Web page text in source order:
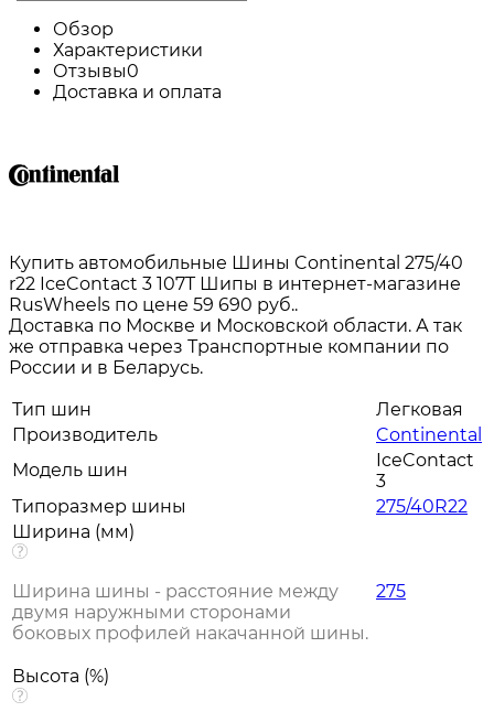
Обзор
Характеристики
Отзывы0
Доставка и оплата
Купить автомобильные Шины Continental 275/40
r22 IceContact 3 107T Шипы в интернет-магазине
RusWheels по цене 59 690 руб..
Доставка по Москве и Московской области. А так
же отправка через Транспортные компании по
России и в Беларусь.
Тип шин
Легковая
Производитель
Continental
Модель шин
IceContact
3
Типоразмер шины
275/40R22
Ширина (мм)
Ширина шины - расстояние между
двумя наружными сторонами
боковых профилей накачанной шины.
275
Высота (%)